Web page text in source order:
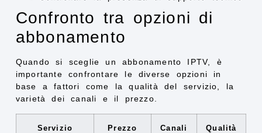
Confronto tra opzioni di
abbonamento
Quando si sceglie un abbonamento IPTV, è
importante confrontare le diverse opzioni in
base a fattori come la qualità del servizio, la
varietà dei canali e il prezzo.
Servizio Prezzo Canali Qualità